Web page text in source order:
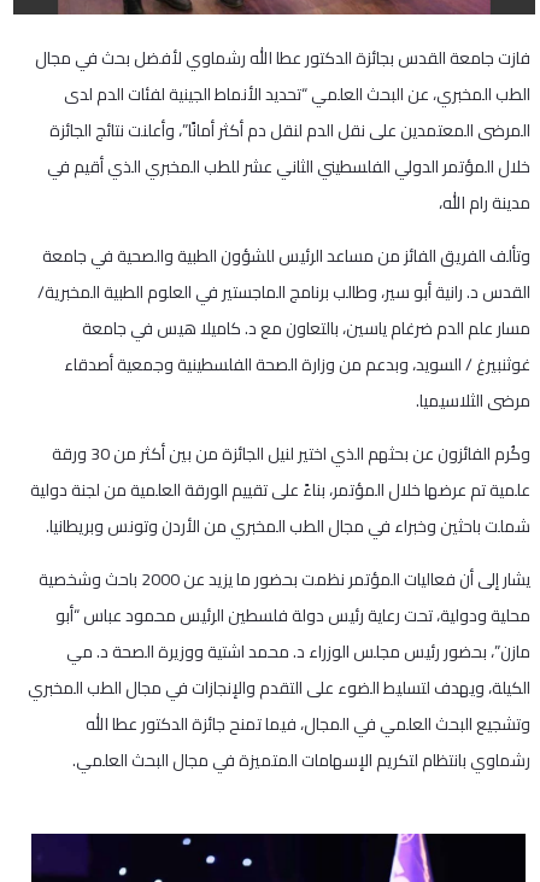
فازت جامعة القدس بجائزة الدكتور عطا الله رشماوي لأفضل بحث في مجال
الطب المخبري، عن البحث العلمي “تحديد الأنماط الجينية لفئات الدم لدى
المرضى المعتمدين على نقل الدم لنقل دم أكثر أمانًا”، وأعلنت نتائج الجائزة
خلال المؤتمر الدولي الفلسطيني الثاني عشر للطب المخبري الذي أقيم في
مدينة رام الله،
وتألف الفريق الفائز من مساعد الرئيس للشؤون الطبية والصحية في جامعة
القدس د. رانية أبو سير، وطالب برنامج الماجستير في العلوم الطبية المخبرية/
مسار علم الدم ضرغام ياسين، بالتعاون مع د. كاميلا هيس في جامعة
غوثنبيرغ / السويد، وبدعم من وزارة الصحة الفلسطينية وجمعية أصدقاء
مرضى الثلاسيميا.
وكُرم الفائزون عن بحثهم الذي اختير لنيل الجائزة من بين أكثر من 30 ورقة
علمية تم عرضها خلال المؤتمر، بناءً على تقييم الورقة العلمية من لجنة دولية
شملت باحثين وخبراء في مجال الطب المخبري من الأردن وتونس وبريطانيا.
يشار إلى أن فعاليات المؤتمر نظمت بحضور ما يزيد عن 2000 باحث وشخصية
محلية ودولية، تحت رعاية رئيس دولة فلسطين الرئيس محمود عباس “أبو
مازن”، بحضور رئيس مجلس الوزراء د. محمد اشتية ووزيرة الصحة د. مي
الكيلة، ويهدف لتسليط الضوء على التقدم والإنجازات في مجال الطب المخبري
وتشجيع البحث العلمي في المجال، فيما تمنح جائزة الدكتور عطا الله
رشماوي بانتظام لتكريم الإسهامات المتميزة في مجال البحث العلمي.